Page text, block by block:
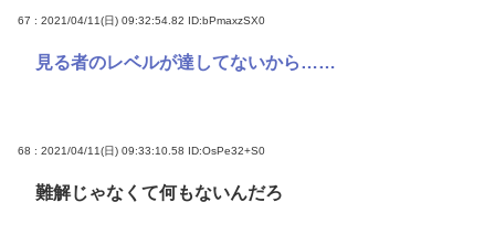
67 : 2021/04/11(日) 09:32:54.82 ID:bPmaxzSX0
見る者のレベルが達してないから……
68 : 2021/04/11(日) 09:33:10.58 ID:OsPe32+S0
難解じゃなくて何もないんだろ